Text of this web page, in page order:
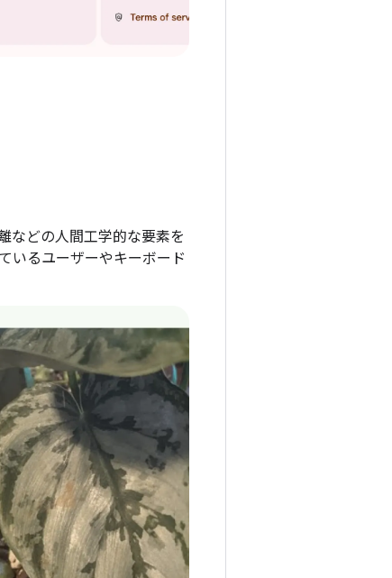
などの人間工学的な要素を
いるユーザーやキーボード